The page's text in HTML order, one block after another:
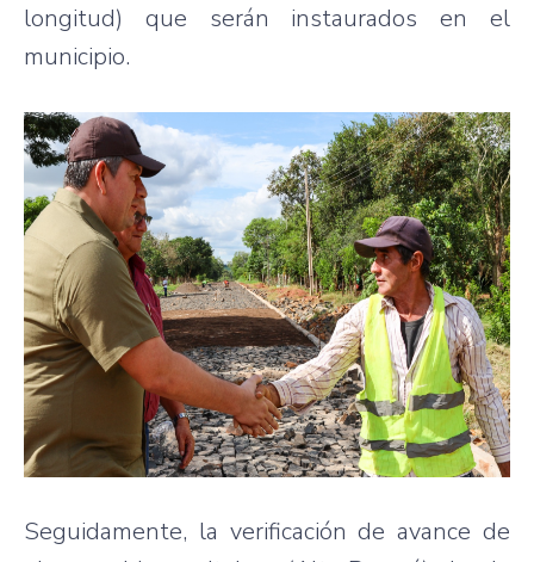
longitud) que serán instaurados en el
municipio.
Seguidamente, la verificación de avance de